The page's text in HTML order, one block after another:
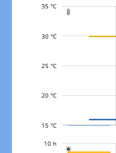

20 °C
35 °C
30 °C
25 °C
15 °C

10 h